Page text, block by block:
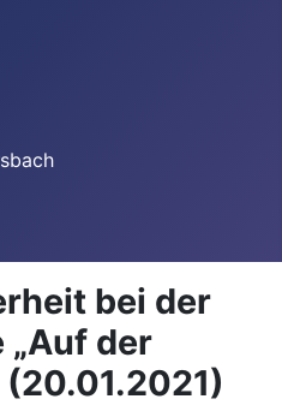
bei der
der